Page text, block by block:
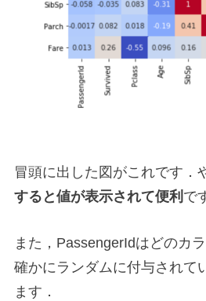
冒頭に出した図がこれです．
すると値が表示されて便利 で
また，PassengerIdはどのカ
確かにランダムに付与されて
ます．